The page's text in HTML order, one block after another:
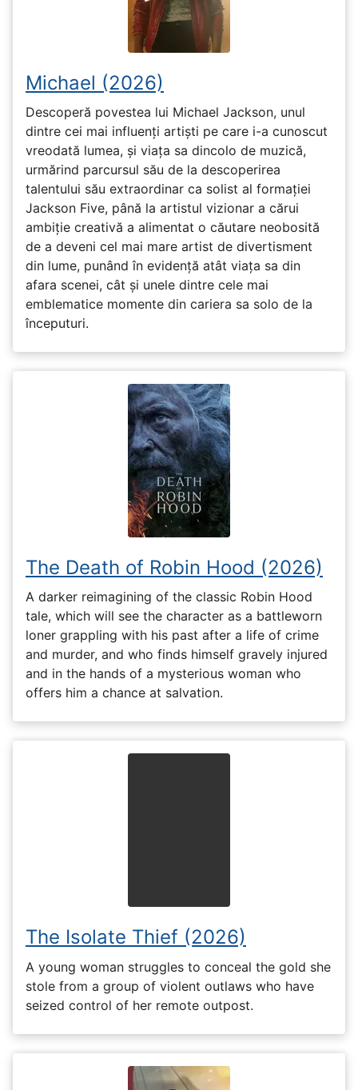
Michael (2026)
Descoperă povestea lui Michael Jackson, unul
dintre cei mai influenți artiști pe care i-a cunoscut
vreodată lumea, și viața sa dincolo de muzică,
urmărind parcursul său de la descoperirea
talentului său extraordinar ca solist al formației
Jackson Five, până la artistul vizionar a cărui
ambiție creativă a alimentat o căutare neobosită
de a deveni cel mai mare artist de divertisment
din lume, punând în evidență atât viața sa din
afara scenei, cât și unele dintre cele mai
emblematice momente din cariera sa solo de la
începuturi.
The Death of Robin Hood (2026)
A darker reimagining of the classic Robin Hood
tale, which will see the character as a battleworn
loner grappling with his past after a life of crime
and murder, and who finds himself gravely injured
and in the hands of a mysterious woman who
offers him a chance at salvation.
The Isolate Thief (2026)
A young woman struggles to conceal the gold she
stole from a group of violent outlaws who have
seized control of her remote outpost.